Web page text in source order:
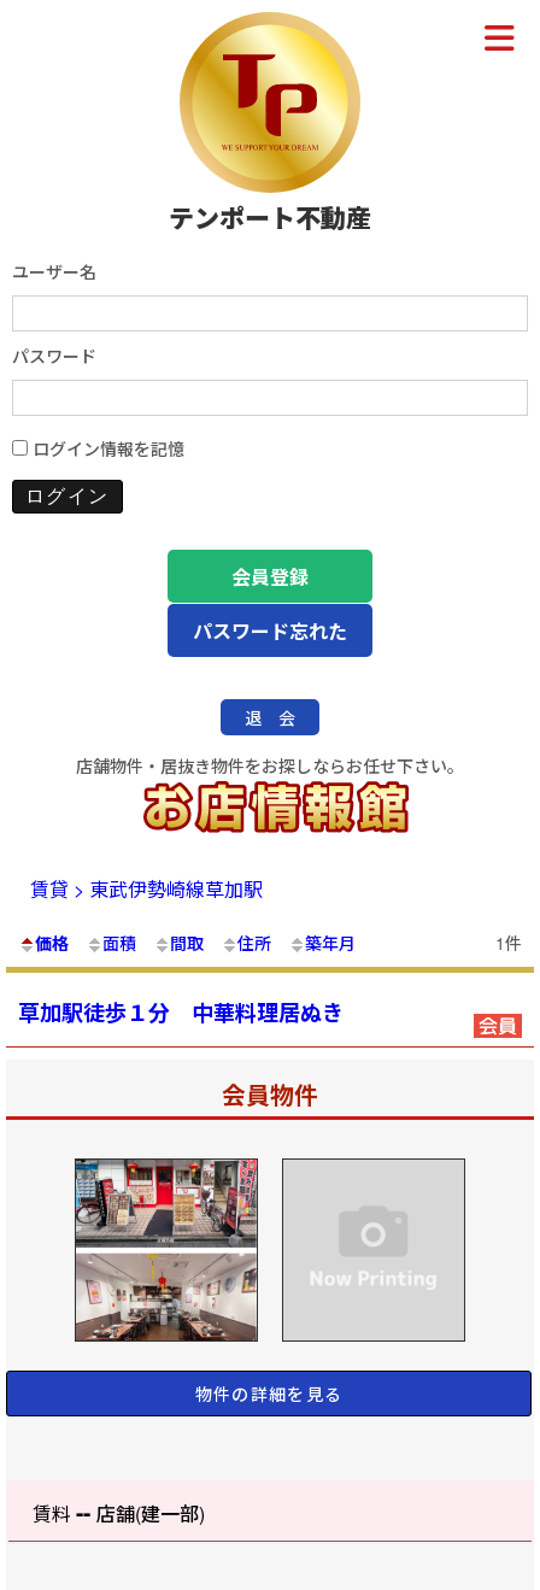
テンポート不動産
ユーザー名
パスワード
ログイン情報を記憶
会員登録
パスワード忘れた
退 会
店舗物件・居抜き物件をお探しならお任せ下さい。
賃貸 > 東武伊勢崎線草加駅
価格 面積 間取 住所 築年月 1件
草加駅徒歩１分 中華料理居ぬき
会員物件
物件の詳細を見る
賃料 -- 店舗(建一部)